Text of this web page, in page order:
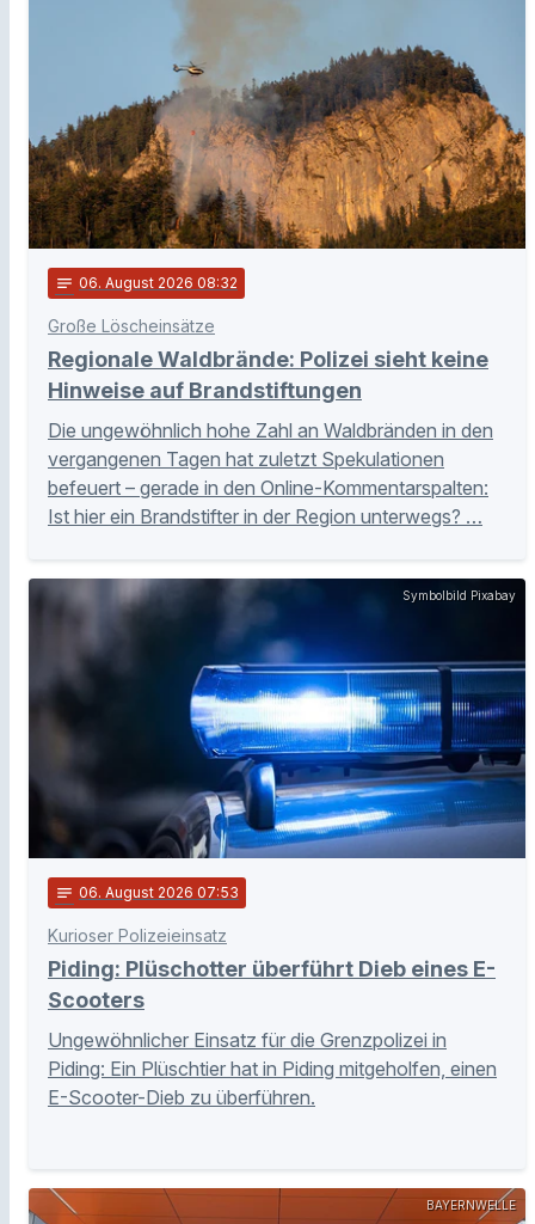
notes 06. August 2026 08:32
Große Löscheinsätze
Regionale Waldbrände: Polizei sieht keine
Hinweise auf Brandstiftungen
Die ungewöhnlich hohe Zahl an Waldbränden in den
vergangenen Tagen hat zuletzt Spekulationen
befeuert – gerade in den Online-Kommentarspalten:
Ist hier ein Brandstifter in der Region unterwegs? …
Symbolbild Pixabay
notes 06. August 2026 07:53
Kurioser Polizeieinsatz
Piding: Plüschotter überführt Dieb eines E-
Scooters
Ungewöhnlicher Einsatz für die Grenzpolizei in
Piding: Ein Plüschtier hat in Piding mitgeholfen, einen
E-Scooter-Dieb zu überführen.
BAYERNWELLE